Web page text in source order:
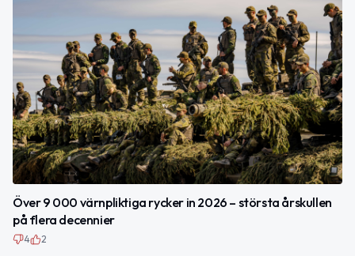
Över 9 000 värnpliktiga rycker in 2026 – största årskullen
på flera decennier
4 2